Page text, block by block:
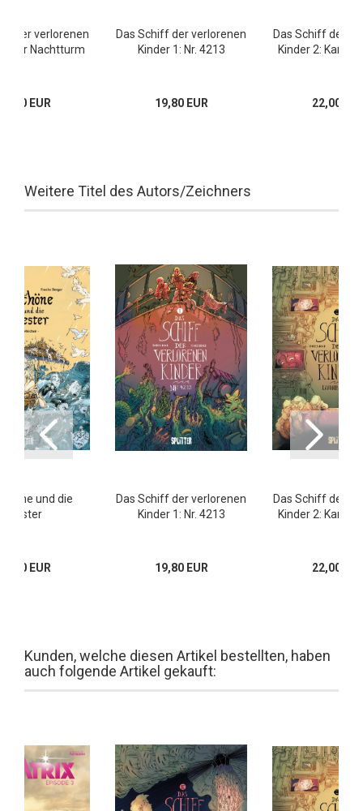
der verlorenen
Der Nachtturm
EUR
Das Schiff der verlorenen
Kinder 1: Nr. 4213
19,80 EUR
Das Schiff der
Kinder 2:
22,00
Weitere Titel des Autors/Zeichners
und die
Biester
EUR
Das Schiff der verlorenen
Kinder 1: Nr. 4213
19,80 EUR
Das Schiff der
Kinder 2:
22,00
Kunden, welche diesen Artikel bestellten, haben
auch folgende Artikel gekauft: